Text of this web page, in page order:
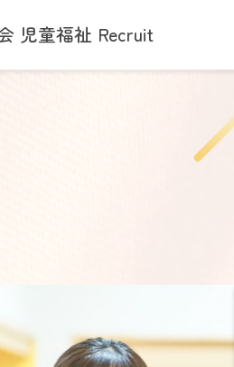
児童福祉 Recruit